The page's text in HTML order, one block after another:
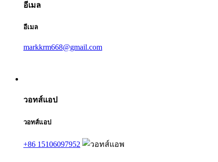
อีเมล
อีเมล
markkrm668@gmail.com
วอทส์แอป
วอทส์แอป
+86 15106097952